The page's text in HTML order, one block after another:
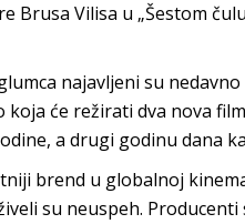
Vilisa u „Šestom
najavljeni su
će režirati dva nova
a drugi godinu dana
brend u globalnoj
su neuspeh.